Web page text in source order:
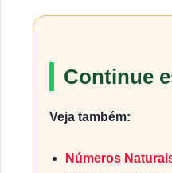
Continue
Veja também:
Números